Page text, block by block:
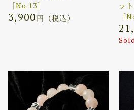
［No.13］
3,900 円（税込）
ッ
［